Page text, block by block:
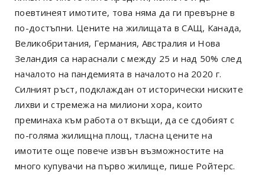
поевтинеят имотите, това няма да ги превърне в
по-достъпни. Цените на жилищата в САЩ, Канада,
Великобритания, Германия, Австралия и Нова
Зеландия са нараснали с между 25 и над 50% след
началото на пандемията в началото на 2020 г.
Силният ръст, подклаждан от исторически ниските
лихви и стремежа на милиони хора, които
преминаха към работа от вкъщи, да се сдобият с
по-голяма жилищна площ, тласна цените на
имотите още повече извън възможностите на
много купувачи на първо жилище, пише Ройтерс.